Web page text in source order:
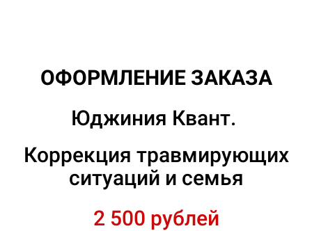
ОФОРМЛЕНИЕ ЗАКАЗА
Юджиния Квант.
Коррекция травмирующих
ситуаций и семья
2 500 рублей